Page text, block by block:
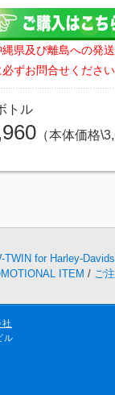
県及び離島への発
必ずお問合せくださ
トル
（本体価格
TWIN for Harley-
ITEM / ご
ル